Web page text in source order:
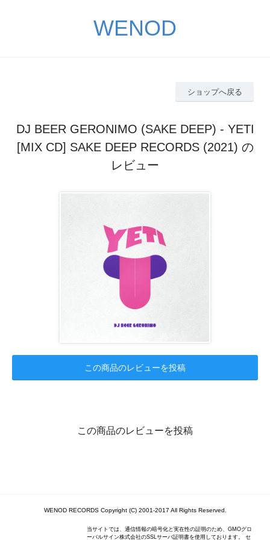
WENOD
ショップへ戻る
DJ BEER GERONIMO (SAKE DEEP) - YETI
[MIX CD] SAKE DEEP RECORDS (2021) の
レビュー
この商品のレビューを投稿
この商品のレビューを投稿
WENOD RECORDS Copyright (C) 2001-2017 All Rights Reserved.
当サイトでは、通信情報の暗号化と実在性の証明のため、GMOグロ
ーバルサイン株式会社のSSLサーバ証明書を使用しております。 セ